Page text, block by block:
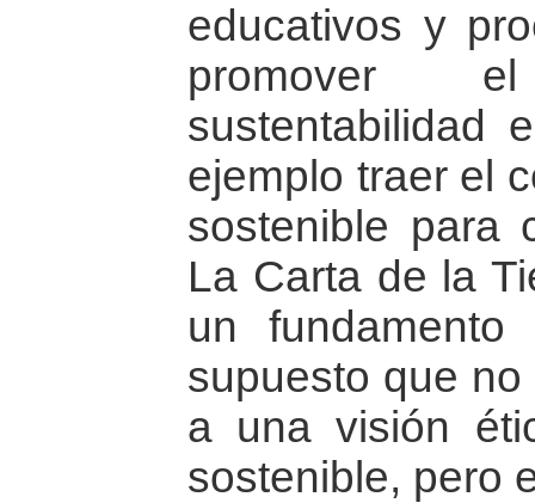
educativos y
promover
sustentabilidad
ejemplo traer el
sostenible para
La Carta de la
un fundamento
supuesto que
a una visión
sostenible, pero